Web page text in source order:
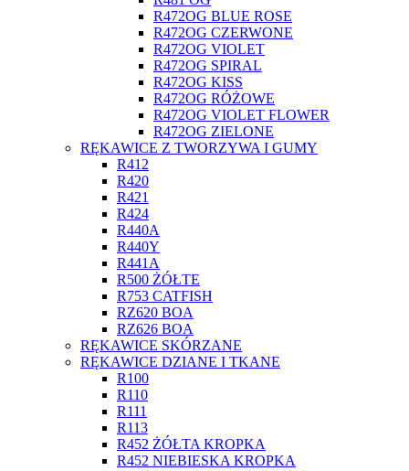
R472OG BLUE ROSE
R472OG CZERWONE
R472OG VIOLET
R472OG SPIRAL
R472OG KISS
R472OG RÓŻOWE
R472OG VIOLET FLOWER
R472OG ZIELONE
RĘKAWICE Z TWORZYWA I GUMY
R412
R420
R421
R424
R440A
R440Y
R441A
R500 ŻÓŁTE
R753 CATFISH
RZ620 BOA
RZ626 BOA
RĘKAWICE SKÓRZANE
RĘKAWICE DZIANE I TKANE
R100
R110
R111
R113
R452 ŻÓŁTA KROPKA
R452 NIEBIESKA KROPKA